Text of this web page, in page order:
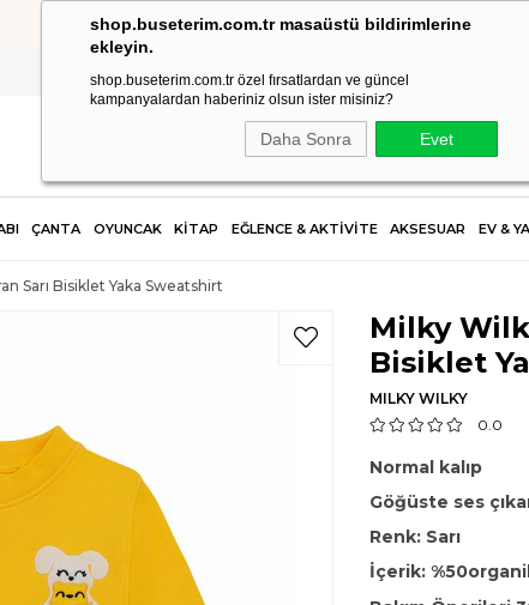
shop.buseterim.com.tr masaüstü bildirimlerine
ekleyin.
shop.buseterim.com.tr özel fırsatlardan ve güncel
kampanyalardan haberiniz olsun ister misiniz?
Daha Sonra Evet
2.500 TL VE ÜZERİ SİPARİŞLERDE KARGO ÜCRETSİZ!
ÇANTA OYUNCAK KİTAP EĞLENCE & AKTİVİTE AKSESUAR EV &
Sarı Bisiklet Yaka Sweatshirt
Milky
Bisiklet
MILKY WILKY
0.0
Normal kalıp
Göğüste ses
Renk: Sarı
İçerik: